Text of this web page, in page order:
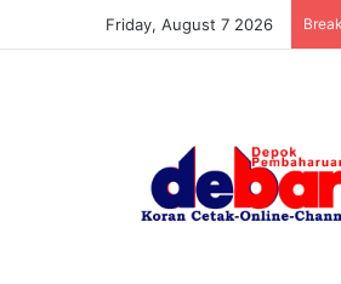
Friday, August 7 2026